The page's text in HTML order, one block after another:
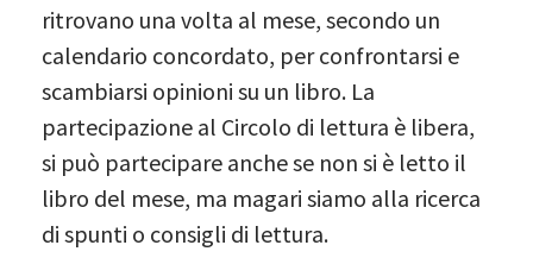
ritrovano una volta al mese, secondo un
calendario concordato, per confrontarsi e
scambiarsi opinioni su un libro. La
partecipazione al Circolo di lettura è libera,
si può partecipare anche se non si è letto il
libro del mese, ma magari siamo alla ricerca
di spunti o consigli di lettura.